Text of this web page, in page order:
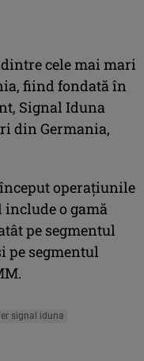
cele mai mari
fiind fondată în
Signal Iduna
din Germania,
operațiunile
o gamă
pe segmentul
pe segmentul
signal iduna